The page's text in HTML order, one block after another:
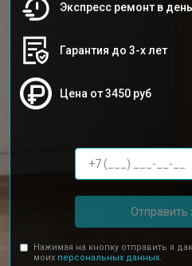
Экспресс ремонт в
Гарантия до 3-х лет
Цена от 3450 руб
Отправить
Нажимая на кнопку отправить я
моих персональных данных.